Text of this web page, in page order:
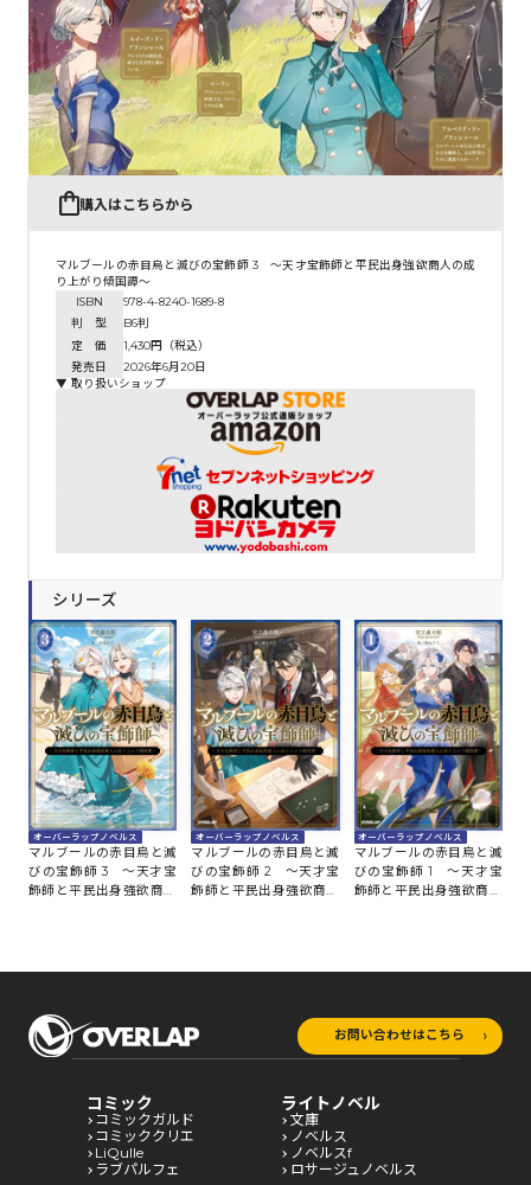
購入はこちらから
マルブールの赤目烏と滅びの宝飾師 3 ～天才宝飾師と平民出身強欲商人の成
り上がり傾国譚～
ISBN
978-4-8240-1689-8
判 型
B6判
定 価
1,430円（税込）
発売日
2026年6月20日
▼ 取り扱いショップ
シリーズ
オーバーラップノベルス
マルブールの赤目烏と滅
びの宝飾師 3 ～天才宝
飾師と平民出身強欲商人
オーバーラップノベルス
マルブールの赤目烏と滅
びの宝飾師 2 ～天才宝
飾師と平民出身強欲商人
オーバーラップノベルス
マルブールの赤目烏と滅
びの宝飾師 1 ～天才宝
飾師と平民出身強欲商人
お問い合わせはこちら
コミック
コミックガルド
コミッククリエ
LiQulle
ラブパルフェ
ライトノベル
文庫
ノベルス
ノベルスf
ロサージュノベルス